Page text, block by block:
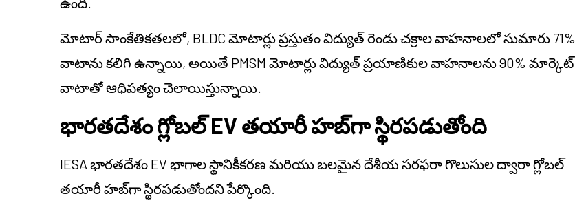
మోటార్ సాంకేతికతలలో, BLDC మోటార్లు ప్రస్తుతం విద్యుత్ రెండు చక్రాల వాహనాలలో సుమారు 71%
వాటాను కలిగి ఉన్నాయి, అయితే PMSM మోటార్లు విద్యుత్ ప్రయాణికుల వాహనాలను 90% మార్కెట్
వాటాతో ఆధిపత్యం చెలాయిస్తున్నాయి.
భారతదేశం గ్లోబల్ EV తయారీ హబ్‌గా స్థిరపడుతోంది
IESA భారతదేశం EV భాగాల స్థానికీకరణ మరియు బలమైన దేశీయ సరఫరా గొలుసుల ద్వారా గ్లోబల్
తయారీ హబ్‌గా స్థిరపడుతోందని పేర్కొంది.